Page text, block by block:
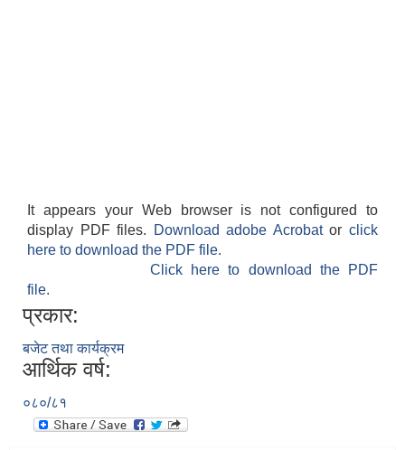
It appears your Web browser is not configured to
display PDF files.
Download adobe Acrobatorclick
here to download the PDF file.
Click here to download the PDF
file.
प्रकार:
बजेट तथा कार्यक्रम
आर्थिक वर्ष:
०८०/८१